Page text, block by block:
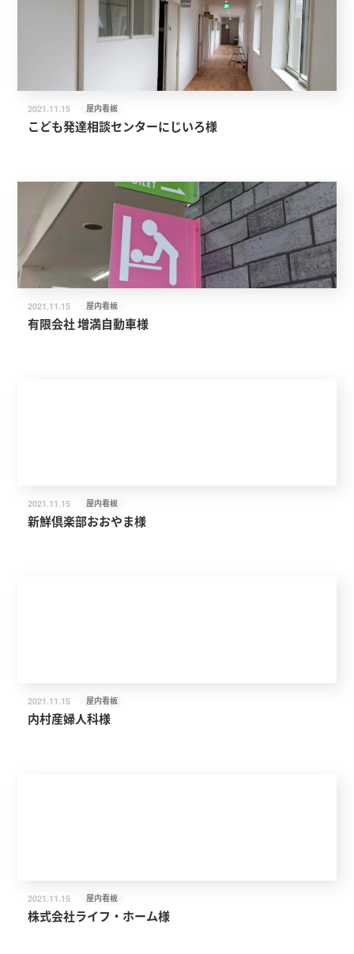
2021.11.15 屋内看板
こども発達相談センターにじいろ様
2021.11.15 屋内看板
有限会社 増満自動車様
2021.11.15 屋内看板
新鮮倶楽部おおやま様
2021.11.15 屋内看板
内村産婦人科様
2021.11.15 屋内看板
株式会社ライフ・ホーム様